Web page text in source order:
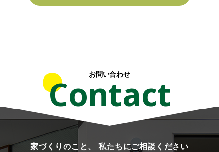
お問い合わせ
Contact
家づくりのこと、 私たちにご相談ください